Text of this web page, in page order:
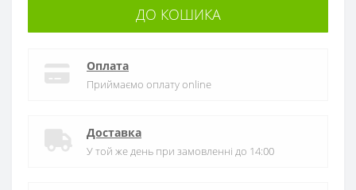
ДО КОШИКА
Оплата
Приймаємо оплату online
Доставка
У той же день при замовленні до 14:00